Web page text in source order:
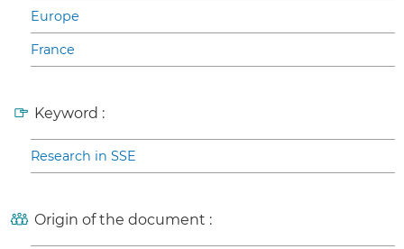
Europe
France
Keyword :
Research in SSE
Origin of the document :